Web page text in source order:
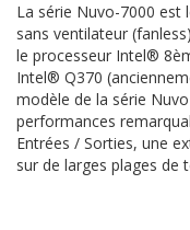
La série Nuvo-7000 est
sans ventilateur
le processeur Intel®
Intel® Q370
modèle de la série
performances
Entrées / Sorties, une
sur de larges plages de